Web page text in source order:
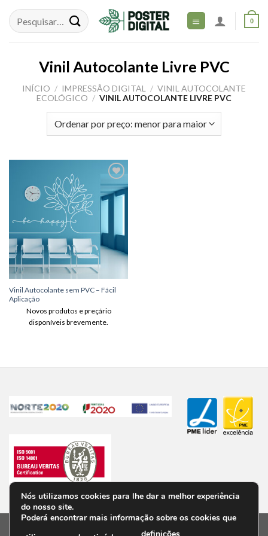
content
0
Vinil Autocolante Livre PVC
INÍCIO / IMPRESSÃO DIGITAL / VINIL AUTOCOLANTE
ECOLÓGICO / VINIL AUTOCOLANTE LIVRE PVC
Adicionar
aos meus
desejos
Vinil Autocolante sem PVC – Fácil
Aplicação
Novos produtos e preçário
disponíveis brevemente.
Nós utilizamos cookies para lhe dar a melhor experiência
do nosso site.
Poderá encontrar mais informação sobre os cookies que
definições